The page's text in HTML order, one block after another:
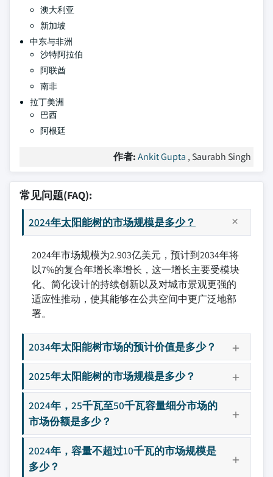
澳大利亚
新加坡
中东与非洲
沙特阿拉伯
阿联酋
南非
拉丁美洲
巴西
阿根廷
作者:Ankit Gupta , Saurabh Singh
常见问题(FAQ):
2024年太阳能树的市场规模是多少？
2024年市场规模为2.903亿美元，预计到2034年将
以7%的复合年增长率增长，这一增长主要受模块
化、简化设计的持续创新以及对城市景观更强的
适应性推动，使其能够在公共空间中更广泛地部
署。
2034年太阳能树市场的预计价值是多少？
2025年太阳能树的市场规模是多少？
2024年，25千瓦至50千瓦容量细分市场的
市场份额是多少？
2024年，容量不超过10千瓦的市场规模是
多少？